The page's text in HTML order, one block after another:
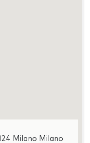
Milano Milano